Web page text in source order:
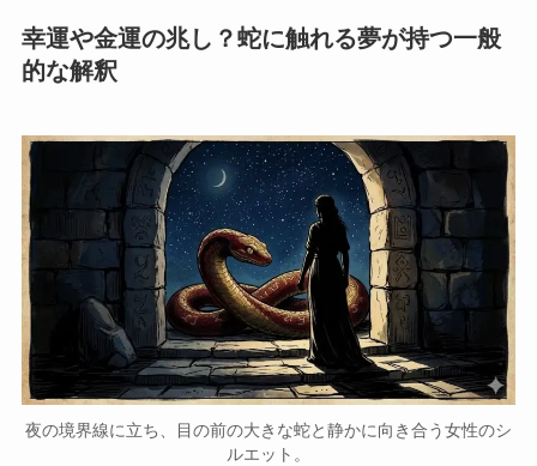
幸運や金運の兆し？蛇に触れる夢が持つ一般
的な解釈
夜の境界線に立ち、目の前の大きな蛇と静かに向き合う女性のシ
ルエット。